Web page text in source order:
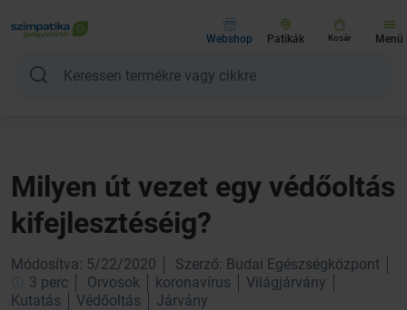
Webshop Patikák Kosár Menü
Milyen út vezet egy védőoltás
kifejlesztéséig?
Módosítva: 5/22/2020
Szerző: Budai Egészségközpont
3 perc
Orvosok koronavírus
Világjárvány
Kutatás
Védőoltás
Járvány